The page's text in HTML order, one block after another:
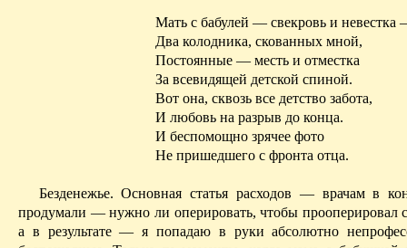
Мать с бабулей — свекровь и невестка
Два колодника, скованных мной,
Постоянные — месть и отместка
За всевидящей детской спиной.
Вот она, сквозь все детство забота,
И любовь на разрыв до конца.
И беспомощно зрячее фото
Не пришедшего с фронта отца.
Безденежье. Основная статья расходов — врачам в
продумали — нужно ли оперировать, чтобы прооперировал
а в результате — я попадаю в руки абсолютно